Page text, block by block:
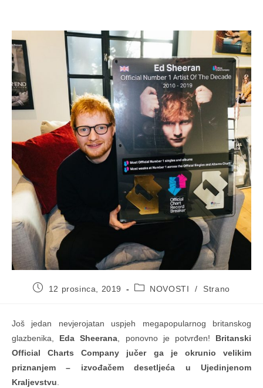
Objava12 prosinca, 2019
Kategorija
NOVOSTI / Strano
Još jedan nevjerojatan uspjeh megapopularnog britanskog
glazbenika, Eda Sheerana , ponovno je potvrđen! Britanski
Official Charts Company jučer ga je okrunio velikim
priznanjem – izvođačem desetljeća u Ujedinjenom
Kraljevstvu